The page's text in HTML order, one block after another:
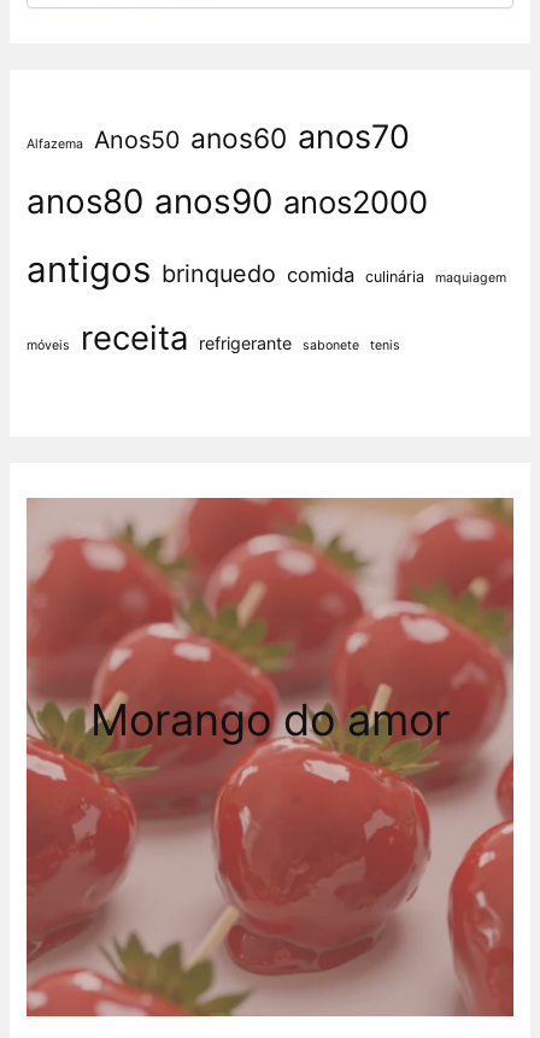
Alfazema Anos50 anos60 anos70
anos80 anos90 anos2000
antigos brinquedo comida culinária maquiagem
móveis receita refrigerante sabonete tenis
Morango do amor